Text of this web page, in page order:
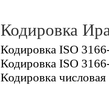
Кодировка
Кодировка ISO
Кодировка ISO
Кодировка